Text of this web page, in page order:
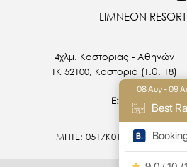
LIMNEON
4χλμ. Καστοριάς - Αθηνών
ΤΚ 52100, Καστοριά (T.θ. 18)
E:
MHTE: 0517Κ015Α0027800 |
08 Αυγ - 09
Best